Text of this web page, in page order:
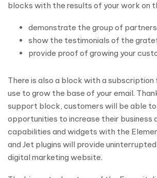
blocks with the results of your work on
demonstrate the group of
show the testimonials of the
provide proof of growing your
There is also a block with a
use to grow the base of your email.
support block, customers will be able
opportunities to increase their business
capabilities and widgets with the
and Jet plugins will provide
digital marketing website.